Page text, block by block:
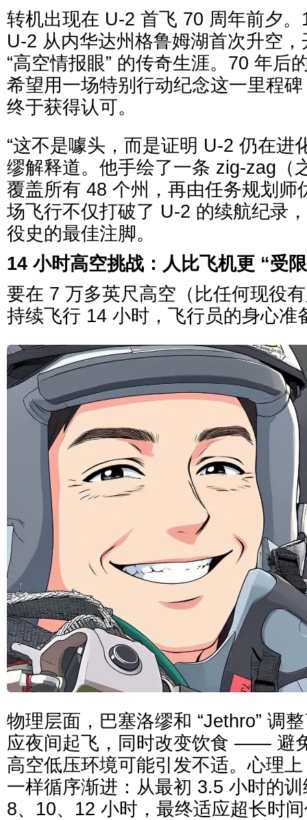
转机出现在 U-2 首飞 70 周年前夕
U-2 从内华达州格鲁姆湖首次升空
“高空情报眼” 的传奇生涯。70 年后
希望用一场特别行动纪念这一里程
终于获得认可。
“这不是噱头，而是证明 U-2 仍在进
缪解释道。他手绘了一条 zig-zag（
覆盖所有 48 个州，再由任务规划师
场飞行不仅打破了 U-2 的续航纪录
役史的最佳注脚。
14 小时高空挑战：人比飞机更 “受
要在 7 万多英尺高空（比任何现役
持续飞行 14 小时，飞行员的身心准
物理层面，巴塞洛缪和 “Jethro” 调
应夜间起飞，同时改变饮食 —— 避
高空低压环境可能引发不适。心理
一样循序渐进：从最初 3.5 小时的
8、10、12 小时，最终适应超长时